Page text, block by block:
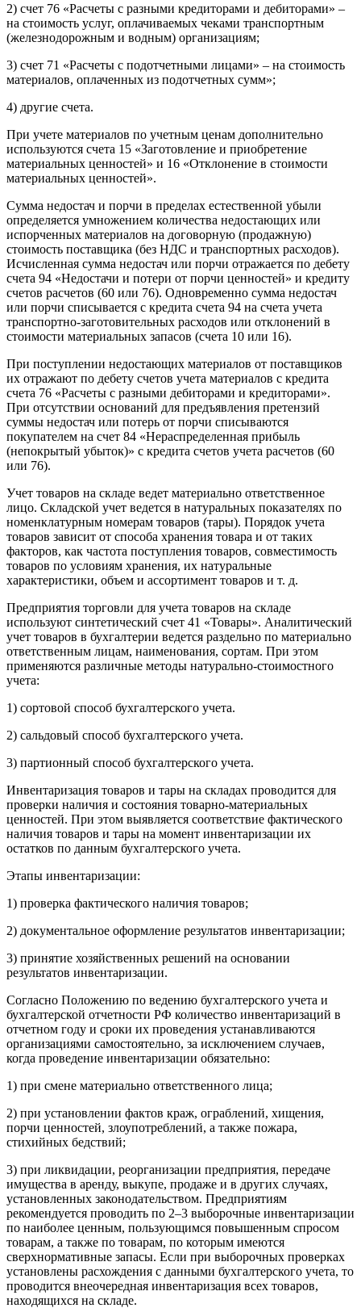
2) счет 76 «Расчеты с разными кредиторами и дебиторами» –
на стоимость услуг, оплачиваемых чеками транспортным
(железнодорожным и водным) организациям;
3) счет 71 «Расчеты с подотчетными лицами» – на стоимость
материалов, оплаченных из подотчетных сумм»;
4) другие счета.
При учете материалов по учетным ценам дополнительно
используются счета 15 «Заготовление и приобретение
материальных ценностей» и 16 «Отклонение в стоимости
материальных ценностей».
Сумма недостач и порчи в пределах естественной убыли
определяется умножением количества недостающих или
испорченных материалов на договорную (продажную)
стоимость поставщика (без НДС и транспортных расходов).
Исчисленная сумма недостач или порчи отражается по дебету
счета 94 «Недостачи и потери от порчи ценностей» и кредиту
счетов расчетов (60 или 76). Одновременно сумма недостач
или порчи списывается с кредита счета 94 на счета учета
транспортно-заготовительных расходов или отклонений в
стоимости материальных запасов (счета 10 или 16).
При поступлении недостающих материалов от поставщиков
их отражают по дебету счетов учета материалов с кредита
счета 76 «Расчеты с разными дебиторами и кредиторами».
При отсутствии оснований для предъявления претензий
суммы недостач или потерь от порчи списываются
покупателем на счет 84 «Нераспределенная прибыль
(непокрытый убыток)» с кредита счетов учета расчетов (60
или 76).
Учет товаров на складе ведет материально ответственное
лицо. Складской учет ведется в натуральных показателях по
номенклатурным номерам товаров (тары). Порядок учета
товаров зависит от способа хранения товара и от таких
факторов, как частота поступления товаров, совместимость
товаров по условиям хранения, их натуральные
характеристики, объем и ассортимент товаров и т. д.
Предприятия торговли для учета товаров на складе
используют синтетический счет 41 «Товары». Аналитический
учет товаров в бухгалтерии ведется раздельно по материально
ответственным лицам, наименования, сортам. При этом
применяются различные методы натурально-стоимостного
учета:
1) сортовой способ бухгалтерского учета.
2) сальдовый способ бухгалтерского учета.
3) партионный способ бухгалтерского учета.
Инвентаризация товаров и тары на складах проводится для
проверки наличия и состояния товарно-материальных
ценностей. При этом выявляется соответствие фактического
наличия товаров и тары на момент инвентаризации их
остатков по данным бухгалтерского учета.
Этапы инвентаризации:
1) проверка фактического наличия товаров;
2) документальное оформление результатов инвентаризации;
3) принятие хозяйственных решений на основании
результатов инвентаризации.
Согласно Положению по ведению бухгалтерского учета и
бухгалтерской отчетности РФ количество инвентаризаций в
отчетном году и сроки их проведения устанавливаются
организациями самостоятельно, за исключением случаев,
когда проведение инвентаризации обязательно:
1) при смене материально ответственного лица;
2) при установлении фактов краж, ограблений, хищения,
порчи ценностей, злоупотреблений, а также пожара,
стихийных бедствий;
3) при ликвидации, реорганизации предприятия, передаче
имущества в аренду, выкупе, продаже и в других случаях,
установленных законодательством. Предприятиям
рекомендуется проводить по 2–3 выборочные инвентаризации
по наиболее ценным, пользующимся повышенным спросом
товарам, а также по товарам, по которым имеются
сверхнормативные запасы. Если при выборочных проверках
установлены расхождения с данными бухгалтерского учета, то
проводится внеочередная инвентаризация всех товаров,
находящихся на складе.